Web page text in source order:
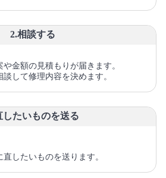
2.相談する
金額の見積もりが届きます。
して修理内容を決めます。
したいものを送る
直したいものを送ります。